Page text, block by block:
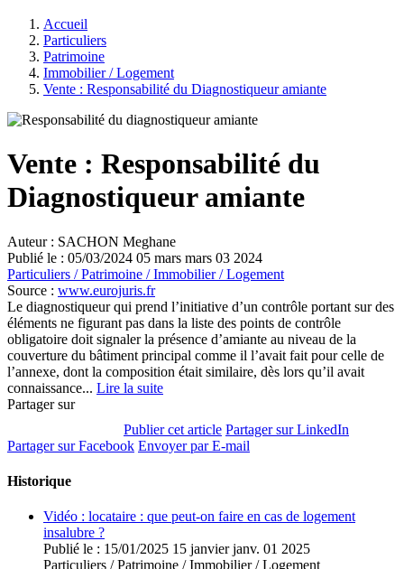
Accueil
Particuliers
Patrimoine
Immobilier / Logement
Vente : Responsabilité du Diagnostiqueur amiante
Vente : Responsabilité du
Diagnostiqueur amiante
Auteur : SACHON Meghane
Publié le : 05/03/2024 05 mars mars 03 2024
Particuliers /Patrimoine /Immobilier / Logement
Source : www.eurojuris.fr
Le diagnostiqueur qui prend l’initiative d’un contrôle portant sur des
éléments ne figurant pas dans la liste des points de contrôle
obligatoire doit signaler la présence d’amiante au niveau de la
couverture du bâtiment principal comme il l’avait fait pour celle de
l’annexe, dont la composition était similaire, dès lors qu’il avait
connaissance... Lire la suite
Partager sur
Publier cet article Partager sur LinkedIn
Partager sur Facebook Envoyer par E-mail
Historique
Vidéo : locataire : que peut-on faire en cas de logement
insalubre ?
Publié le : 15/01/2025 15 janvier janv. 01 2025
Particuliers /Patrimoine /Immobilier / Logement